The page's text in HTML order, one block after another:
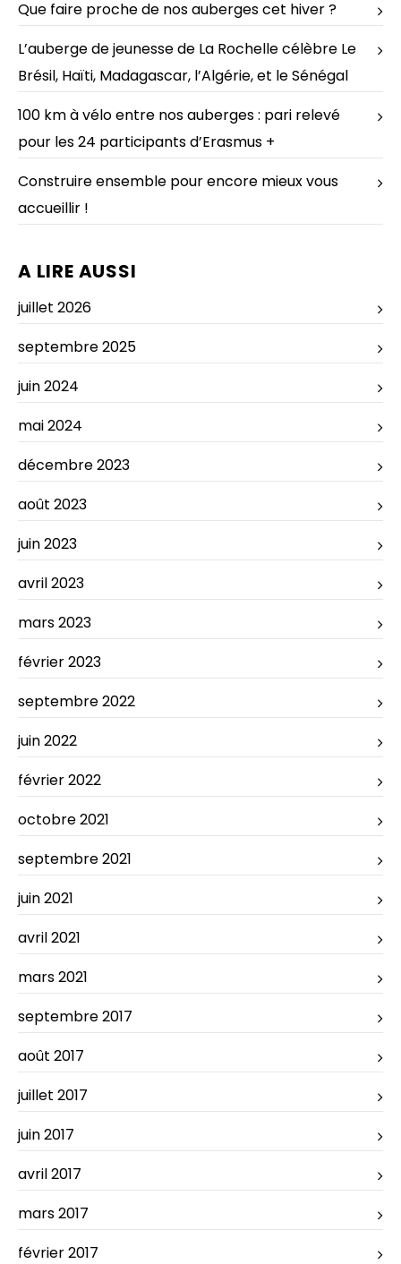
Que faire proche de nos auberges cet hiver ?
L’auberge de jeunesse de La Rochelle célèbre Le
Brésil, Haïti, Madagascar, l’Algérie, et le Sénégal
100 km à vélo entre nos auberges : pari relevé
pour les 24 participants d’Erasmus +
Construire ensemble pour encore mieux vous
accueillir !
A LIRE AUSSI
juillet 2026
septembre 2025
juin 2024
mai 2024
décembre 2023
août 2023
juin 2023
avril 2023
mars 2023
février 2023
septembre 2022
juin 2022
février 2022
octobre 2021
septembre 2021
juin 2021
avril 2021
mars 2021
septembre 2017
août 2017
juillet 2017
juin 2017
avril 2017
mars 2017
février 2017